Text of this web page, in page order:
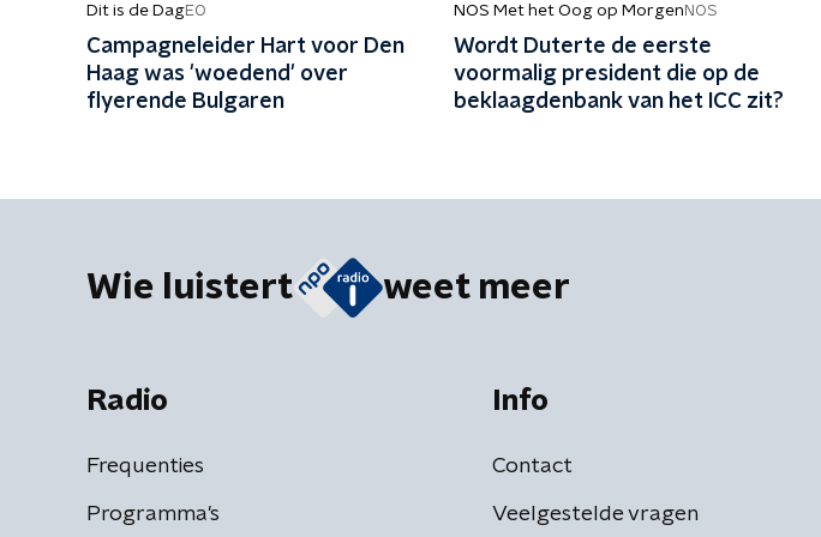
Dit is de DagEO
Campagneleider Hart voor Den
Haag was 'woedend' over
flyerende Bulgaren
NOS Met het Oog op Morgen NOS
Wordt Duterte de eerste
voormalig president die op de
beklaagdenbank van het ICC zit?
Wie luistert weet meer
Radio
Frequenties
Programma's
Info
Contact
Veelgestelde vragen